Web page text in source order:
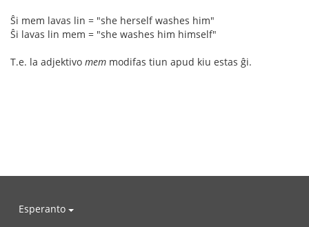
Ŝi mem lavas lin = "she herself washes him"
Ŝi lavas lin mem = "she washes him himself"
T.e. la adjektivo mem modifas tiun apud kiu estas ĝi.
Esperanto